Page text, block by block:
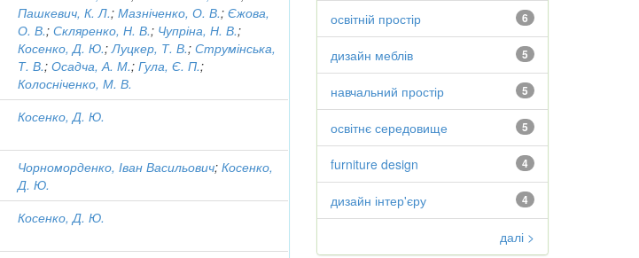
Пашкевич, К. Л.;Мазніченко, О. В.;Єжова,
О. В.;Скляренко, Н. В.; Чупріна, Н. В.;
Косенко, Д. Ю.;Луцкер, Т. В.;Струмінська,
Т. В.;Осадча, А. М.;Гула, Є. П.;
Колосніченко, М. В.
Косенко, Д. Ю.
Чорноморденко, Іван Васильович;Косенко,
Д. Ю.
Косенко, Д. Ю.
6
освітній простір
5
дизайн меблів
5
навчальний простір
5
освітнє середовище
4
furniture design
4
дизайн інтер'єру
далі >